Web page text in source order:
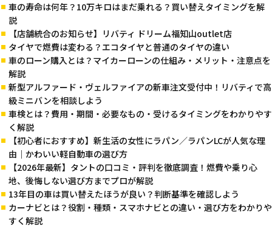
車の寿命は何年？10万キロはまだ乗れる？買い替えタイミングを解
説
【店舗統合のお知らせ】リバティ ドリーム福知山outlet店
タイヤで燃費は変わる？エコタイヤと普通のタイヤの違い
車のローン購入とは？マイカーローンの仕組み・メリット・注意点を
解説
新型アルファード・ヴェルファイアの新車注文受付中！リバティで高
級ミニバンを相談しよう
車検とは？費用・期間・必要なもの・受けるタイミングをわかりやす
く解説
【初心者におすすめ】新生活の女性にラパン／ラパンLCが人気な理
由｜かわいい軽自動車の選び方
【2026年最新】タントの口コミ・評判を徹底調査！燃費や乗り心
地、後悔しない選び方までプロが解説
13年目の車は買い替えたほうが良い？判断基準を確認しよう
カーナビとは？役割・種類・スマホナビとの違い・選び方をわかりや
すく解説